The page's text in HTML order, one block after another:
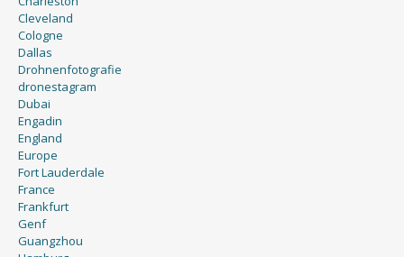
Cleveland
Cologne
Dallas
Drohnenfotografie
dronestagram
Dubai
Engadin
England
Europe
Fort Lauderdale
France
Frankfurt
Genf
Guangzhou